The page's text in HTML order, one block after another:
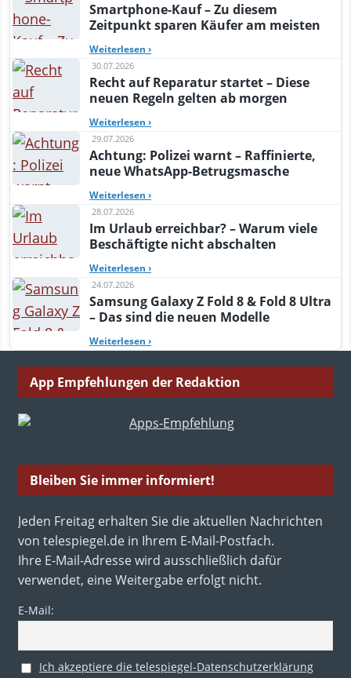
Smartphone-Kauf – Zu diesem
Zeitpunkt sparen Käufer am meisten
Weiterlesen ›
30.07.2026
Recht auf Reparatur startet – Diese
neuen Regeln gelten ab morgen
Weiterlesen ›
29.07.2026
Achtung: Polizei warnt – Raffinierte,
neue WhatsApp-Betrugsmasche
Weiterlesen ›
28.07.2026
Im Urlaub erreichbar? – Warum viele
Beschäftigte nicht abschalten
Weiterlesen ›
24.07.2026
Samsung Galaxy Z Fold 8 & Fold 8 Ultra
– Das sind die neuen Modelle
Weiterlesen ›
App Empfehlungen der Redaktion
Bleiben Sie immer informiert!
Jeden Freitag erhalten Sie die aktuellen Nachrichten
von telespiegel.de in Ihrem E-Mail-Postfach.
Ihre E-Mail-Adresse wird ausschließlich dafür
verwendet, eine Weitergabe erfolgt nicht.
E-Mail:
Ich akzeptiere die telespiegel-Datenschutzerklärung